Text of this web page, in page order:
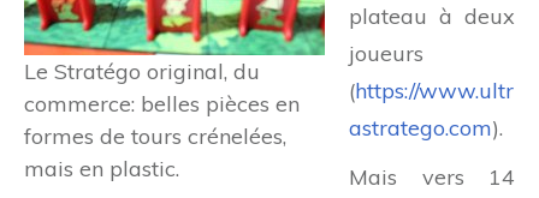
Le Stratégo original, du
commerce: belles pièces en
formes de tours crénelées,
mais en plastic.
plateau à deux
joueurs
(https://www.ultr
astratego.com).
Mais vers 14